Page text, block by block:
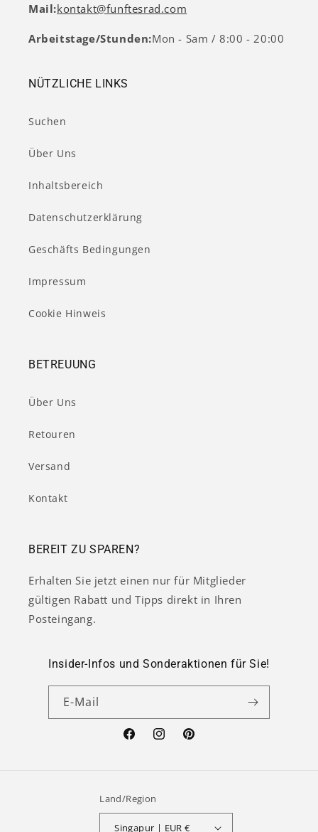
Mail:kontakt@funftesrad.com
Arbeitstage/Stunden:Mon - Sam / 8:00 - 20:00
NÜTZLICHE LINKS
Suchen
Über Uns
Inhaltsbereich
Datenschutzerklärung
Geschäfts Bedingungen
Impressum
Cookie Hinweis
BETREUUNG
Über Uns
Retouren
Versand
Kontakt
BEREIT ZU SPAREN?
Erhalten Sie jetzt einen nur für Mitglieder
gültigen Rabatt und Tipps direkt in Ihren
Posteingang.
Insider-Infos und Sonderaktionen für Sie!
E-Mail
FacebookInstagramPinterest
Land/Region
Singapur | EUR €